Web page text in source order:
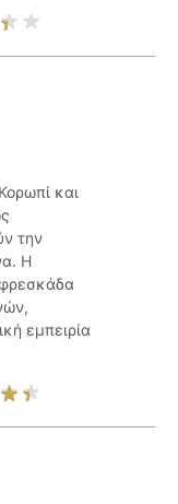
και
την
Η
εμπειρία